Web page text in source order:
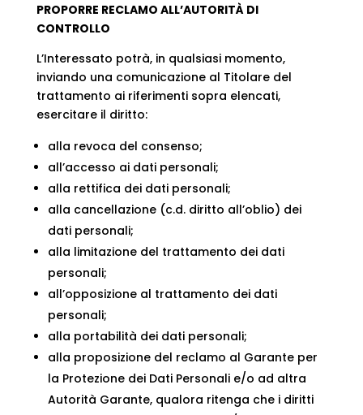
PROPORRE RECLAMO ALL’AUTORITÀ DI
CONTROLLO
L’Interessato potrà, in qualsiasi momento,
inviando una comunicazione al Titolare del
trattamento ai riferimenti sopra elencati,
esercitare il diritto:
alla revoca del consenso;
all’accesso ai dati personali;
alla rettifica dei dati personali;
alla cancellazione (c.d. diritto all’oblio) dei
dati personali;
alla limitazione del trattamento dei dati
personali;
all’opposizione al trattamento dei dati
personali;
alla portabilità dei dati personali;
alla proposizione del reclamo al Garante per
la Protezione dei Dati Personali e/o ad altra
Autorità Garante, qualora ritenga che i diritti